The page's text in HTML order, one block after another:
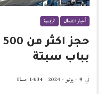
أخبار الشمال الرئيسية
بباب سبتة
في 9 - يونيو - 2024 | 14:34 مساءً